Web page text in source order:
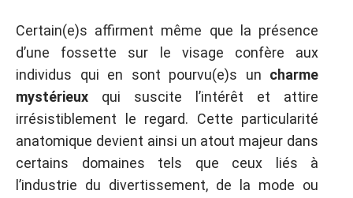
Certain(e)s affirment même que la présence
d’une fossette sur le visage confère aux
individus qui en sont pourvu(e)s un charme
mystérieux qui suscite l’intérêt et attire
irrésistiblement le regard. Cette particularité
anatomique devient ainsi un atout majeur dans
certains domaines tels que ceux liés à
l’industrie du divertissement, de la mode ou